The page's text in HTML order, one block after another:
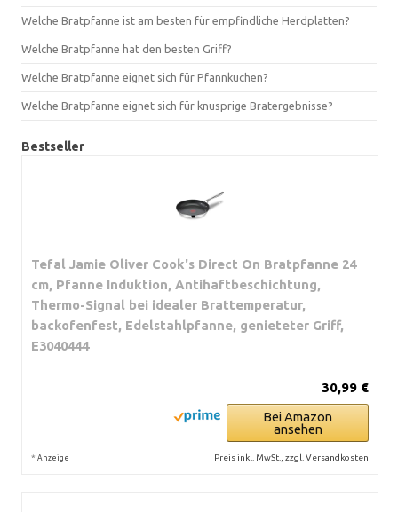
Welche Bratpfanne ist am besten für empfindliche Herdplatten?
Welche Bratpfanne hat den besten Griff?
Welche Bratpfanne eignet sich für Pfannkuchen?
Welche Bratpfanne eignet sich für knusprige Bratergebnisse?
Bestseller
Tefal Jamie Oliver Cook's Direct On Bratpfanne 24
cm, Pfanne Induktion, Antihaftbeschichtung,
Thermo-Signal bei idealer Brattemperatur,
backofenfest, Edelstahlpfanne, genieteter Griff,
E3040444
30,99 €
Bei Amazon
ansehen
* Anzeige Preis inkl. MwSt., zzgl. Versandkosten